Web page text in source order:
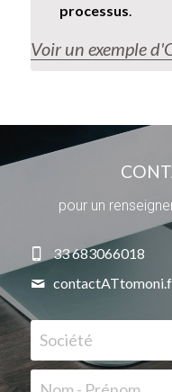
processus
Voir un exemple
pour un
33 683066018
Société